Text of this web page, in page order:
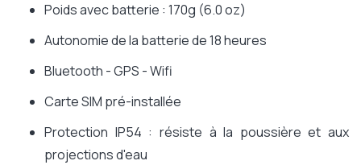
Poids avec batterie : 170g (6.0 oz)
Autonomie de la batterie de 18 heures
Bluetooth - GPS - Wifi
Carte SIM pré-installée
Protection IP54 : résiste à la poussière et aux
projections d'eau